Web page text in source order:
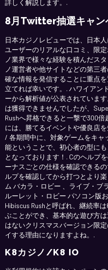
詳しく解説します。.
8月Twitter抽選キャン
日本カジノレビューでは、日本
ユーザーのリアルな口コミ、限
ノ業界で様々な経験を積んだス
ノ運営者や他サイトなどの第三
確な情報を発信することに重点
立てれば幸いです。. ハワイアン
ーから解析値が公表されていま
は獲得できませんでしたが、
Rushへ昇格できると一撃で300
には、勝てるイベントや優良店
/ 各期間中に、対象ゲームをキャ
能ということで、初心者の型に
となっております！. Cのヘルプ
ーナスごとの仕様を確認できる
ルプを確認してから打つとより
ム バカラ・ロビー 、ライブ・ブ
ルーレット・ロビー パソコン版
Hibiscus Rushと呼ばれ、継続率
ぶことができ、基本的な遊び方
はないクリスマスバージョン限
イする理由になりますよね。.
K8カジノ/K8 IO